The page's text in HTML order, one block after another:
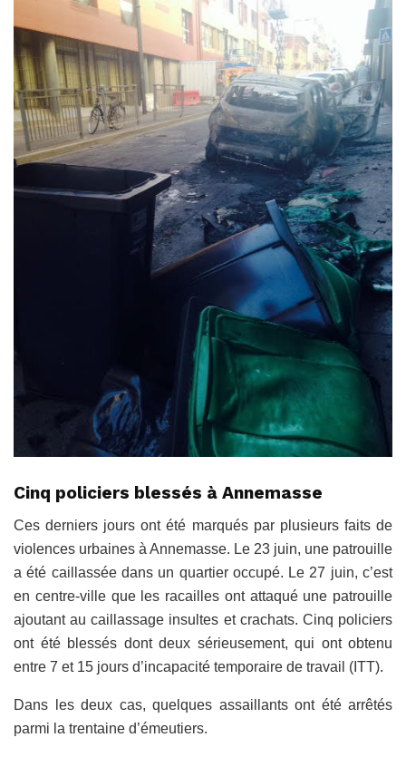
Cinq policiers blessés à Annemasse
Ces derniers jours ont été marqués par plusieurs faits de
violences urbaines à Annemasse. Le 23 juin, une patrouille
a été caillassée dans un quartier occupé. Le 27 juin, c’est
en centre-ville que les racailles ont attaqué une patrouille
ajoutant au caillassage insultes et crachats. Cinq policiers
ont été blessés dont deux sérieusement, qui ont obtenu
entre 7 et 15 jours d’incapacité temporaire de travail (ITT).
Dans les deux cas, quelques assaillants ont été arrêtés
parmi la trentaine d’émeutiers.